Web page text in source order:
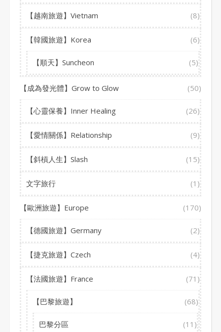
【越南旅遊】Vietnam (8)
【韓國旅遊】Korea (6)
【順天】Suncheon (5)
【成為發光體】Grow to Glow (50)
【心靈保養】Inner Healing (26)
【愛情關係】Relationship (9)
【斜槓人生】Slash (15)
文字旅行 (1)
【歐洲旅遊】Europe (170)
【德國旅遊】Germany (2)
【捷克旅遊】Czech (4)
【法國旅遊】France (71)
【巴黎旅遊】 (68)
巴黎分區 (11)